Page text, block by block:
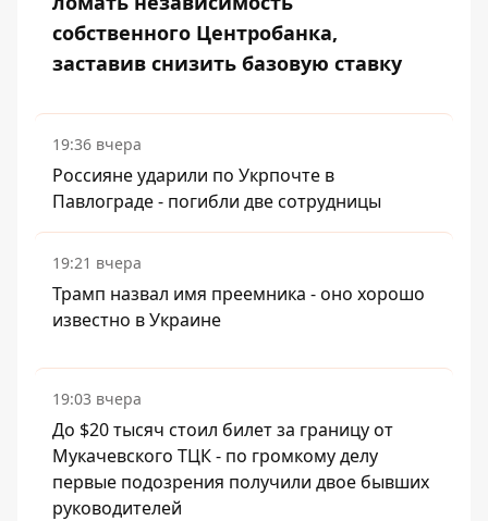
собственного Центробанка,
заставив снизить базовую ставку
19:36 вчера
Россияне ударили по Укрпочте в
Павлограде - погибли две сотрудницы
19:21 вчера
Трамп назвал имя преемника - оно хорошо
известно в Украине
19:03 вчера
До $20 тысяч стоил билет за границу от
Мукачевского ТЦК - по громкому делу
первые подозрения получили двое бывших
руководителей